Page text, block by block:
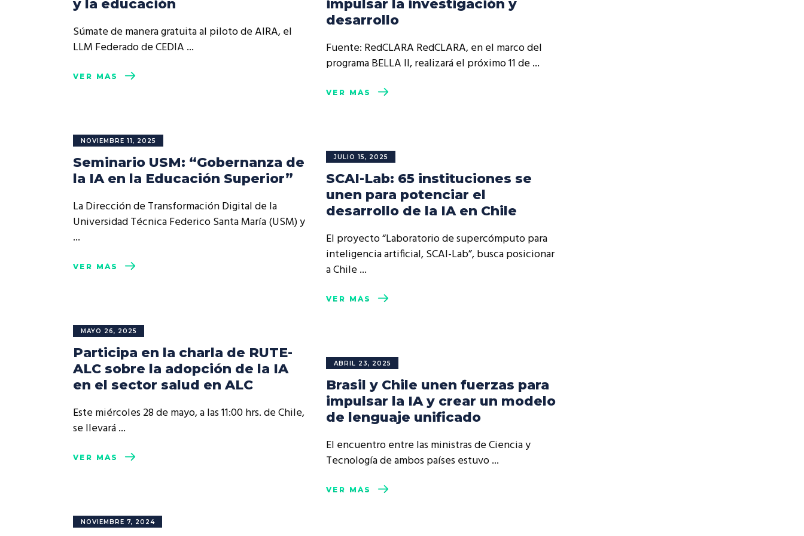
Representantes Técnicos
Cómo integrarse a REUNA
y la educación
Súmate de manera gratuita al piloto de AIRA, el
LLM Federado de CEDIA
VER MÁS
impulsar la investigación y
desarrollo
Fuente: RedCLARA RedCLARA, en el marco del
programa BELLA II, realizará el próximo 11 de
VER MÁS
NOVIEMBRE 11, 2025
Seminario USM: “Gobernanza de
la IA en la Educación Superior”
La Dirección de Transformación Digital de la
Universidad Técnica Federico Santa María (USM) y
VER MÁS
JULIO 15, 2025
SCAI-Lab: 65 instituciones se
unen para potenciar el
desarrollo de la IA en Chile
El proyecto “Laboratorio de supercómputo para
inteligencia artificial, SCAI-Lab”, busca posicionar
a Chile
VER MÁS
MAYO 26, 2025
Participa en la charla de RUTE-
ALC sobre la adopción de la IA
en el sector salud en ALC
Este miércoles 28 de mayo, a las 11:00 hrs. de Chile,
se llevará
VER MÁS
ABRIL 23, 2025
Brasil y Chile unen fuerzas para
impulsar la IA y crear un modelo
de lenguaje unificado
El encuentro entre las ministras de Ciencia y
Tecnología de ambos países estuvo
VER MÁS
NOVIEMBRE 7, 2024